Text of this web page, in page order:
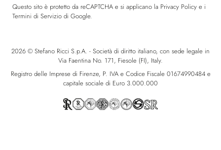
Questo sito è protetto da reCAPTCHA e si applicano la Privacy Policy e i
Termini di Servizio di Google.
2026 © Stefano Ricci S.p.A. - Società di diritto italiano, con sede legale in
Via Faentina No. 171, Fiesole (FI), Italy.
Registro delle Imprese di Firenze, P. IVA e Codice Fiscale 01674990484 e
capitale sociale di Euro 3.000.000